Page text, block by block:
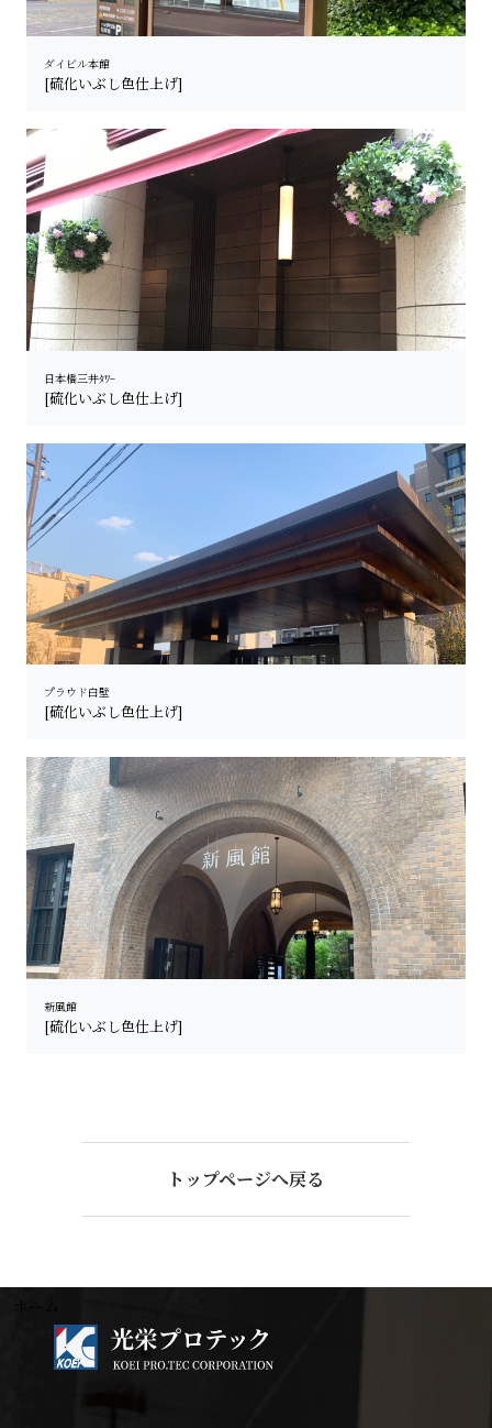
ダイビル本館
[硫化いぶし色仕上げ]
日本橋三井ﾀﾜｰ
[硫化いぶし色仕上げ]
プラウド白壁
[硫化いぶし色仕上げ]
新風館
[硫化いぶし色仕上げ]
トップページへ戻る